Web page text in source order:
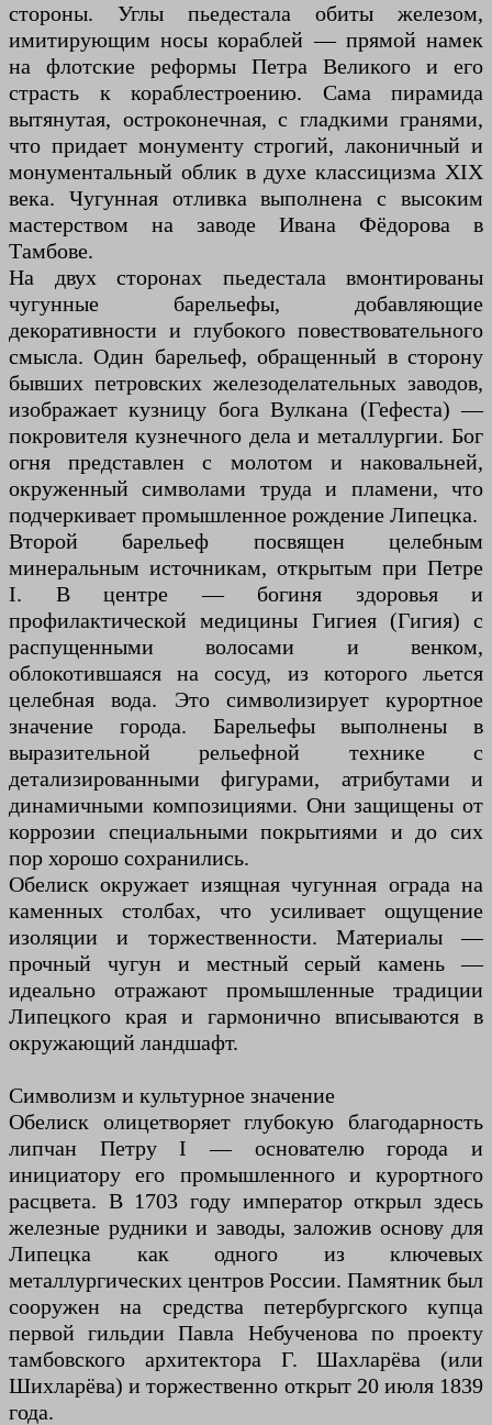
стороны. Углы пьедестала обиты железом,
имитирующим носы кораблей — прямой намек
на флотские реформы Петра Великого и его
страсть к кораблестроению. Сама пирамида
вытянутая, остроконечная, с гладкими гранями,
что придает монументу строгий, лаконичный и
монументальный облик в духе классицизма XIX
века. Чугунная отливка выполнена с высоким
мастерством на заводе Ивана Фёдорова в
Тамбове.
На двух сторонах пьедестала вмонтированы
чугунные барельефы, добавляющие
декоративности и глубокого повествовательного
смысла. Один барельеф, обращенный в сторону
бывших петровских железоделательных заводов,
изображает кузницу бога Вулкана (Гефеста) —
покровителя кузнечного дела и металлургии. Бог
огня представлен с молотом и наковальней,
окруженный символами труда и пламени, что
подчеркивает промышленное рождение Липецка.
Второй барельеф посвящен целебным
минеральным источникам, открытым при Петре
I. В центре — богиня здоровья и
профилактической медицины Гигиея (Гигия) с
распущенными волосами и венком,
облокотившаяся на сосуд, из которого льется
целебная вода. Это символизирует курортное
значение города. Барельефы выполнены в
выразительной рельефной технике с
детализированными фигурами, атрибутами и
динамичными композициями. Они защищены от
коррозии специальными покрытиями и до сих
пор хорошо сохранились.
Обелиск окружает изящная чугунная ограда на
каменных столбах, что усиливает ощущение
изоляции и торжественности. Материалы —
прочный чугун и местный серый камень —
идеально отражают промышленные традиции
Липецкого края и гармонично вписываются в
окружающий ландшафт.
Символизм и культурное значение
Обелиск олицетворяет глубокую благодарность
липчан Петру I — основателю города и
инициатору его промышленного и курортного
расцвета. В 1703 году император открыл здесь
железные рудники и заводы, заложив основу для
Липецка как одного из ключевых
металлургических центров России. Памятник был
сооружен на средства петербургского купца
первой гильдии Павла Небученова по проекту
тамбовского архитектора Г. Шахларёва (или
Шихларёва) и торжественно открыт 20 июля 1839
года.